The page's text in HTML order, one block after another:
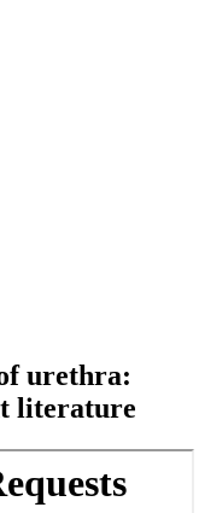
urethra:
literature